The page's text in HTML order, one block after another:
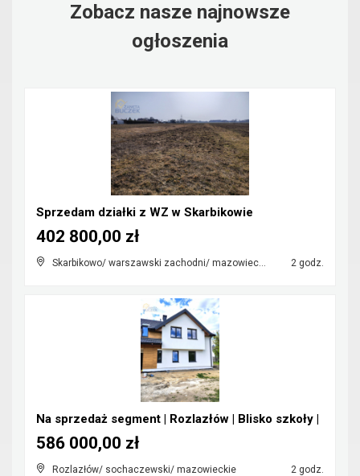
Zobacz nasze najnowsze
ogłoszenia
Sprzedam działki z WZ w Skarbikowie
Skarbikowo/ warszawski zachodni/ mazowieckie 2 godz.
402 800,00 zł
Na sprzedaż segment | Rozlazłów | Blisko szkoły |
Rozlazłów/ sochaczewski/ mazowieckie 2 godz.
586 000,00 zł